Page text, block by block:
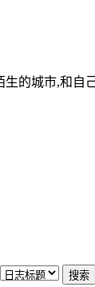
生的城市,和